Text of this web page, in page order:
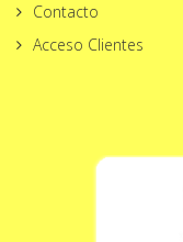
Contacto
Acceso Clientes